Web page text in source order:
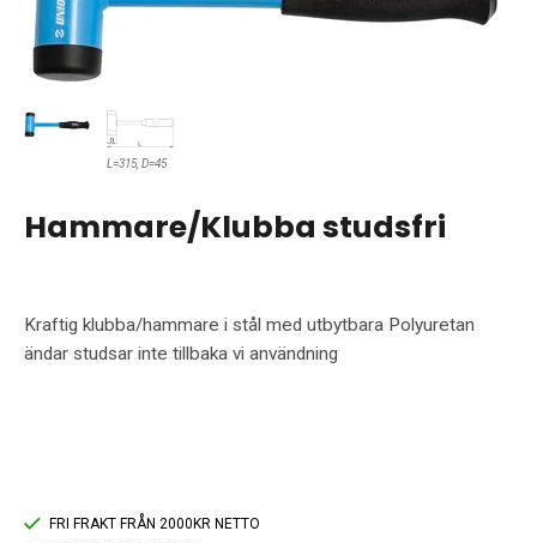
L=315, D=45
Hammare/Klubba studsfri
Kraftig klubba/hammare i stål med utbytbara Polyuretan
ändar studsar inte tillbaka vi användning
FRI FRAKT FRÅN 2000KR NETTO